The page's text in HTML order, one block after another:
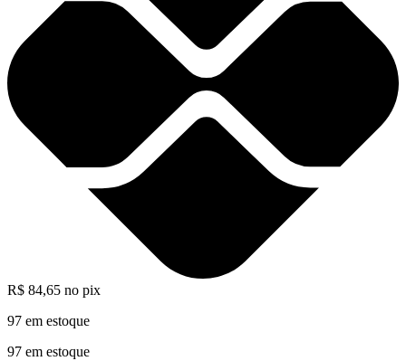
R$ 84,65 no pix
97 em estoque
97 em estoque